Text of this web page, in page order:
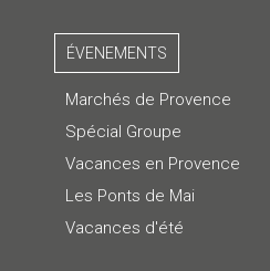
ÉVENEMENTS
Marchés de Provence
Spécial Groupe
Vacances en Provence
Les Ponts de Mai
Vacances d'été